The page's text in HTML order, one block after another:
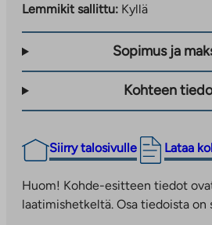
Lemmikit sallittu: Kyllä
Sopimus ja
Kohteen
Siirry talosivulle Lataa
Linkki
Huom! Kohde-esitteen tiedot
laatimishetkeltä. Osa tiedoista